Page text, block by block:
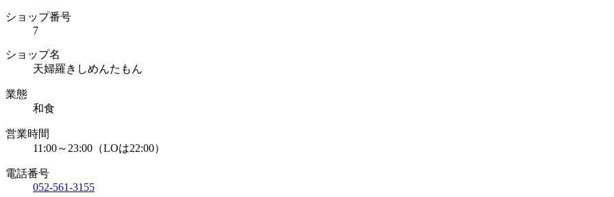
ショップ番号
7
ショップ名
天婦羅きしめんたもん
業態
和食
営業時間
11:00～23:00（LOは22:00）
電話番号
052-561-3155